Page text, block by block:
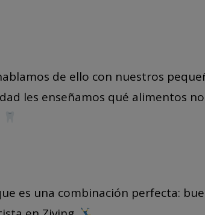
de ello con nuestros
les enseñamos qué alimentos
es una combinación perfecta: